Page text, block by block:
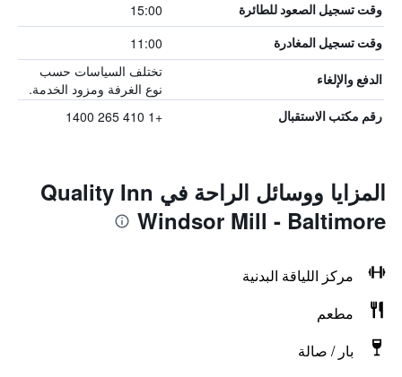
وقت تسجيل الصعود للطائرة 15:00
وقت تسجيل المغادرة 11:00
الدفع والإلغاء
تختلف السياسات حسب
نوع الغرفة ومزود الخدمة.
رقم مكتب الاستقبال +1 410 265 1400
المزايا ووسائل الراحة في Quality Inn
Windsor Mill - Baltimore
مركز اللياقة البدنية
مطعم
بار / صالة